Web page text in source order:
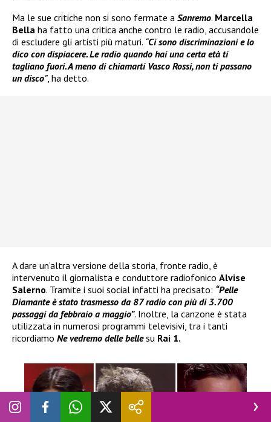
Ma le sue critiche non si sono fermate a Sanremo. Marcella
Bella ha fatto una critica anche contro le radio, accusandole
di escludere gli artisti più maturi. “Ci sono discriminazioni e lo
dico con dispiacere. Le radio quando hai una certa età ti
tagliano fuori. A meno di chiamarti Vasco Rossi, non ti passano
un disco”, ha detto.
A dare un’altra versione della storia, fronte radio, è
intervenuto il giornalista e conduttore radiofonico Alvise
Salerno. Tramite i suoi social infatti ha precisato: “Pelle
Diamante è stato trasmesso da 87 radio con più di 3.700
passaggi da febbraio a maggio”. Inoltre, la canzone è stata
utilizzata in numerosi programmi televisivi, tra i tanti
ricordiamo Ne vedremo delle bellesu Rai 1.